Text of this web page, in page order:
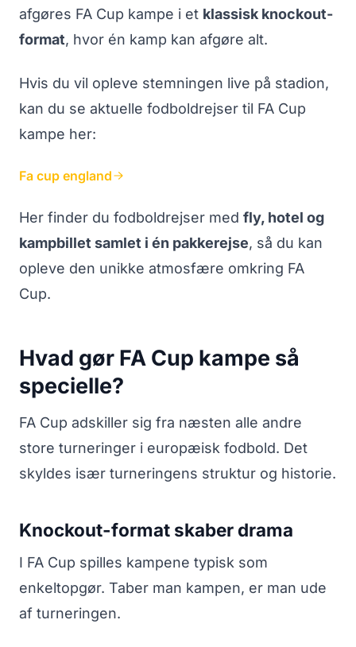
afgøres FA Cup kampe i et klassisk knockout-
format, hvor én kamp kan afgøre alt.
Hvis du vil opleve stemningen live på stadion,
kan du se aktuelle fodboldrejser til FA Cup
kampe her:
Fa cup england
Her finder du fodboldrejser med fly, hotel og
kampbillet samlet i én pakkerejse, så du kan
opleve den unikke atmosfære omkring FA
Cup.
Hvad gør FA Cup kampe så
specielle?
FA Cup adskiller sig fra næsten alle andre
store turneringer i europæisk fodbold. Det
skyldes især turneringens struktur og historie.
Knockout-format skaber drama
I FA Cup spilles kampene typisk som
enkeltopgør. Taber man kampen, er man ude
af turneringen.